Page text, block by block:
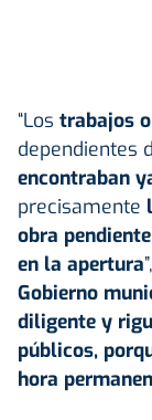
“Los trabajos
dependientes
encontraban
precisamente
obra
en la apertura
Gobierno
diligente y
públicos,
hora